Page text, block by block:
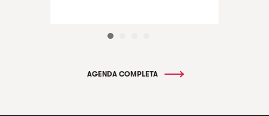
AGENDA COMPLETA